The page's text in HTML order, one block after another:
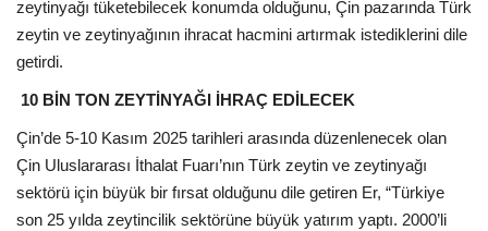
zeytinyağı tüketebilecek konumda olduğunu, Çin pazarında Türk
zeytin ve zeytinyağının ihracat hacmini artırmak istediklerini dile
getirdi.
10 BİN TON ZEYTİNYAĞI İHRAÇ EDİLECEK
Çin’de 5-10 Kasım 2025 tarihleri arasında düzenlenecek olan
Çin Uluslararası İthalat Fuarı’nın Türk zeytin ve zeytinyağı
sektörü için büyük bir fırsat olduğunu dile getiren Er, “Türkiye
son 25 yılda zeytincilik sektörüne büyük yatırım yaptı. 2000’li